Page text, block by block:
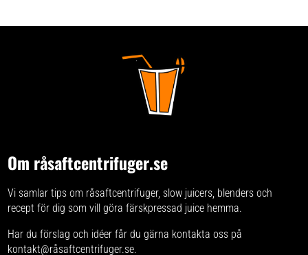
Om råsaftcentrifuger.se
Vi samlar tips om råsaftcentrifuger, slow juicers, blenders och
recept för dig som vill göra färskpressad juice hemma.
Har du förslag och idéer får du gärna kontakta oss på
kontakt@råsaftcentrifuger.se.